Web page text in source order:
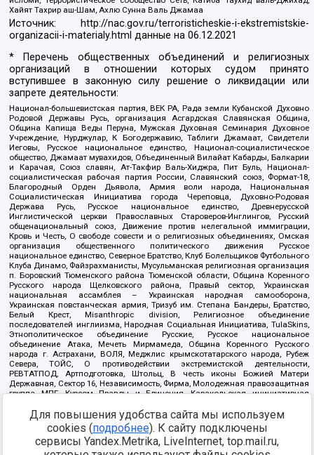
Хайят Тахрир аш-Шам, Ахлю Сунна Валь Джамаа
Источник:
http://nac.gov.ru/terroristicheskie-i-ekstremistskie-
organizacii-i-materialy.html данные на06.12.2021
* Перечень общественных объединений и религиозных
организаций в отношении которых судом принято
вступившее в законную силу решение о ликвидации или
запрете деятельности:
Национал-большевистская партия, ВЕК РА, Рада земли Кубанской Духовно
Родовой Державы Русь, организация Асгардская Славянская Община,
Община Капища Веды Перуна, Мужская Духовная Семинария Духовное
Учреждение, Нурджулар, К Богодержавию, Таблиги Джамаат, Свидетели
Иеговы, Русское национальное единство, Национал-социалистическое
общество, Джамаат мувахидов, Объединенный Вилайат Кабарды, Балкарии
и Карачая, Союз славян, Ат-Такфир Валь-Хиджра, Пит Буль, Национал-
социалистическая рабочая партия России, Славянский союз, Формат-18,
Благородный Орден Дьявола, Армия воли народа, Национальная
Социалистическая Инициатива города Череповца, Духовно-Родовая
Держава Русь, Русское национальное единство, Древнерусской
Инглистической церкви Православных Староверов-Инглингов, Русский
общенациональный союз, Движение против нелегальной иммиграции,
Кровь и Честь, О свободе совести и о религиозных объединениях, Омская
организация общественного политического движения Русское
национальное единство, Северное Братство, Клуб Болельщиков Футбольного
Клуба Динамо, Файзрахманисты, Мусульманская религиозная организация
п. Боровский Тюменского района Тюменской области, Община Коренного
Русского народа Щелковского района, Правый сектор, Украинская
национальная ассамблея – Украинская народная самооборона,
Украинская повстанческая армия, Тризуб им. Степана Бандеры, Братство,
Белый Крест, Misanthropic division, Религиозное объединение
последователей инглиизма, Народная Социальная Инициатива, TulaSkins,
Этнополитическое объединение Русские, Русское национальное
объединение Атака, Мечеть Мирмамеда, Община Коренного Русского
народа г. Астрахани, ВОЛЯ, Меджлис крымскотатарского народа, Рубеж
Севера, ТОЙС, О противодействии экстремистской деятельности,
РЕВТАТПОД, Артподготовка, Штольц, В честь иконы Божией Матери
Державная, Сектор 16, Независимость, Фирма, Молодежная правозащитная
группа МПГ, Курсом Правды и Единения, Каракольская инициативная
Благотворительный пансионат Ак Умут, Русская республика Русь,
Арестантское уголовное единство, Башкорт, Нация и свобода, W.H.С., Фалунь
Дафа, Иртыш Ultras, Русский Патриотический клуб-Новокузнецк/РПК,
Сибирский державный союз, Фонд борьбы с коррупцией, Фонд защиты прав
граждан, Штабы Навального, Совет граждан СССР Прикубанского округа г.
Для повышения удобства сайта мы используем
cookies (подробнее). К сайту подключены
сервисы Yandex.Metrika, LiveInternet, top.mail.ru,